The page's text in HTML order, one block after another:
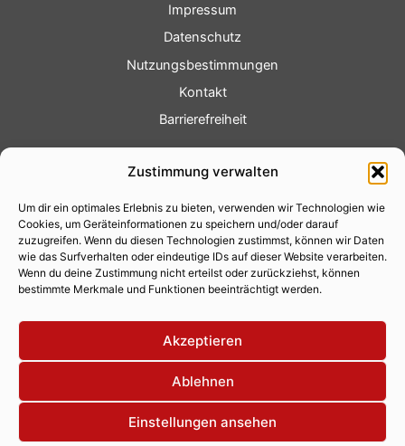
Zustimmung verwalten
Um dir ein optimales Erlebnis zu bieten, verwenden wir Technologien wie
Cookies, um Geräteinformationen zu speichern und/oder darauf
zuzugreifen. Wenn du diesen Technologien zustimmst, können wir Daten
wie das Surfverhalten oder eindeutige IDs auf dieser Website verarbeiten.
Wenn du deine Zustimmung nicht erteilst oder zurückziehst, können
bestimmte Merkmale und Funktionen beeinträchtigt werden.
Akzeptieren
Ablehnen
Einstellungen ansehen
Impressum
Datenschutz
Nutzungsbestimmungen
Kontakt
Barrierefreiheit
Fotoservice
Videoservice
Werbung
Contenterstellung
Lokalnachrichten
Lokalfernsehen
Eventkalender